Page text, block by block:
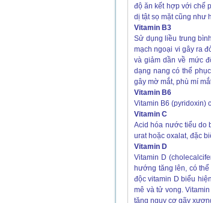
độ ăn kết hợp với chế
dị tật sọ mặt cũng như
Vitamin B3
Sử dụng liều trung
mạch ngoại vi gây ra
và giảm dần về mức
dạng nang có thể
gây mờ mắt, phù mí
Vitamin B6
Vitamin B6 (pyridoxin)
Vitamin C
Acid hóa nước tiểu do
urat hoặc oxalat, đặc
Vitamin D
Vitamin D
hướng tăng lên, có
độc vitamin D biểu
mê và tử vong.
tăng nguy cơ gãy